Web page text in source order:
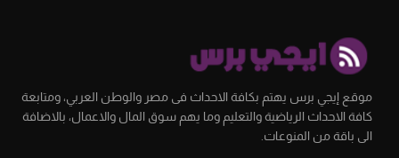
موقع إيجي برس يهتم بكافة الاحداث فى مصر والوطن العربي، ومتابعة
كافة الاحداث الرياضية والتعليم وما يهم سوق المال والاعمال، بالاضافة
الى باقة من المنوعات.